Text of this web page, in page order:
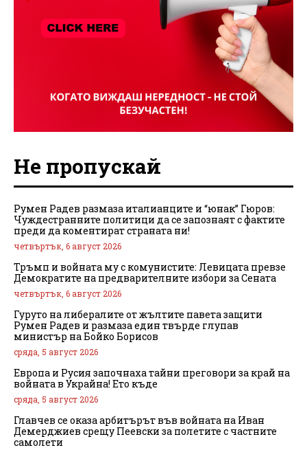
Не пропускай
Румен Радев размаза италианците и “юнак” Гюров:
Чуждестранните политици да се запознаят с фактите
преди да коментират страната ни!
четвъртък, 6 август 2026
Тръмп и войната му с комунистите: Левицата превзе
Демократите на предварителните избори за Сената
четвъртък, 6 август 2026
Гуруто на либералите от жълтите павета защити
Румен Радев и размаза един твърде глупав
министър на Бойко Борисов
сряда, 5 август 2026
Европа и Русия започнаха тайни преговори за край на
войната в Украйна! Ето къде
сряда, 5 август 2026
Главчев се оказа арбитърът във войната на Иван
Демерджиев срещу Пеевски за полетите с частните
самолети